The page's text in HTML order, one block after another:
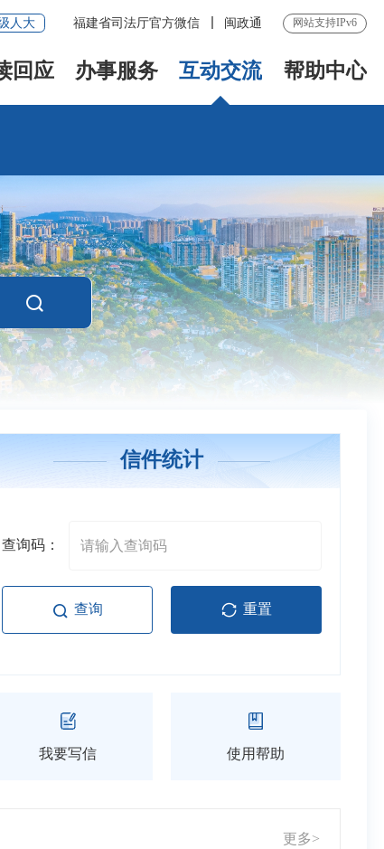
人大 福建省司法厅官方微信 闽政通 网站支持IPv6
回应 办事服务 互动交流 帮助中心
信件统计
查询码：
查询 重置
我要写信 使用帮助
更多>